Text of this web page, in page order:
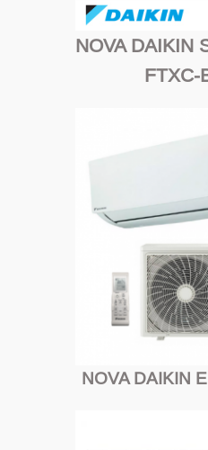
NOVA DAIKIN
FTXC-
NOVA DAIKIN